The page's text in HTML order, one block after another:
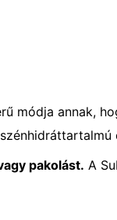
módja annak,
pakolást. A